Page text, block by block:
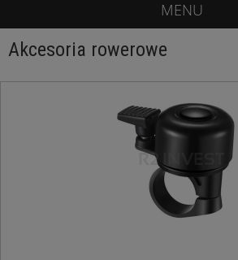
MENU
Akcesoria rowerowe